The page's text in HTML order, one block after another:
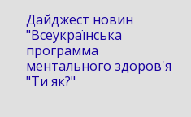
Дайджест новин
"Всеукраїнська
программа
ментального здоров'я
"Ти як?"